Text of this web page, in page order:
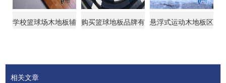
学校篮球场木地板辅 购买篮球地板品牌有 悬浮式运动木地板区
相关文章